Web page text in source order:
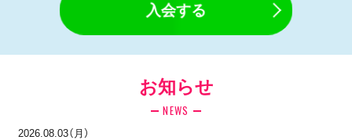
入会する
お知らせ
NEWS
2026.08.03（月）